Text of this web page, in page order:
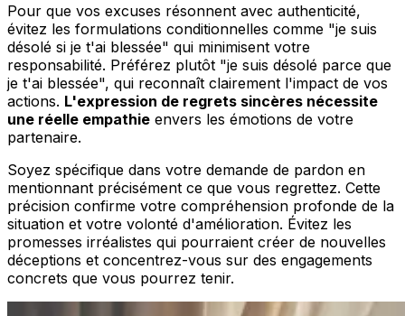
Pour que vos excuses résonnent avec authenticité,
évitez les formulations conditionnelles comme "je suis
désolé si je t'ai blessée" qui minimisent votre
responsabilité. Préférez plutôt "je suis désolé parce que
je t'ai blessée", qui reconnaît clairement l'impact de vos
actions. L'expression de regrets sincères nécessite
une réelle empathie envers les émotions de votre
partenaire.
Soyez spécifique dans votre demande de pardon en
mentionnant précisément ce que vous regrettez. Cette
précision confirme votre compréhension profonde de la
situation et votre volonté d'amélioration. Évitez les
promesses irréalistes qui pourraient créer de nouvelles
déceptions et concentrez-vous sur des engagements
concrets que vous pourrez tenir.